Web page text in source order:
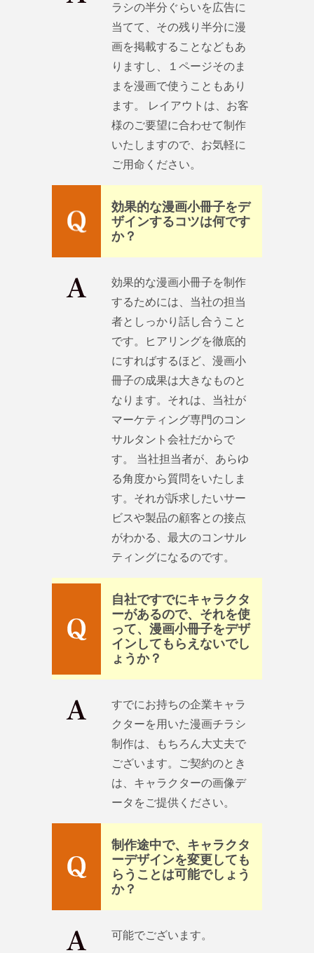
ラシの半分ぐらいを広告に
当てて、その残り半分に漫
画を掲載することなどもあ
りますし、１ページそのま
まを漫画で使うこともあり
ます。 レイアウトは、お客
様のご要望に合わせて制作
いたしますので、お気軽に
ご用命ください。
効果的な漫画小冊子をデ
ザインするコツは何です
か？
効果的な漫画小冊子を制作
するためには、当社の担当
者としっかり話し合うこと
です。ヒアリングを徹底的
にすればするほど、漫画小
冊子の成果は大きなものと
なります。それは、当社が
マーケティング専門のコン
サルタント会社だからで
す。 当社担当者が、あらゆ
る角度から質問をいたしま
す。それが訴求したいサー
ビスや製品の顧客との接点
がわかる、最大のコンサル
ティングになるのです。
自社ですでにキャラクタ
ーがあるので、それを使
って、漫画小冊子をデザ
インしてもらえないでし
ょうか？
すでにお持ちの企業キャラ
クターを用いた漫画チラシ
制作は、もちろん大丈夫で
ございます。ご契約のとき
は、キャラクターの画像デ
ータをご提供ください。
制作途中で、キャラクタ
ーデザインを変更しても
らうことは可能でしょう
か？
可能でございます。